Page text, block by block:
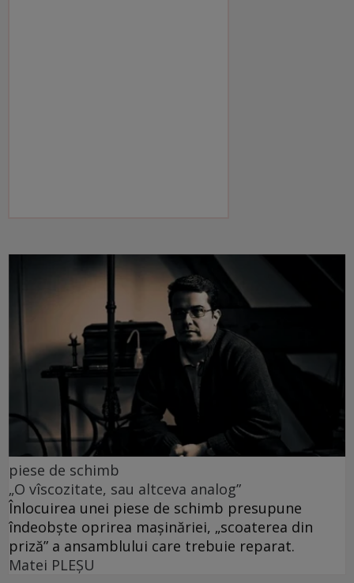
piese de schimb
„O vîscozitate, sau altceva analog”
Înlocuirea unei piese de schimb presupune
îndeobște oprirea mașinăriei, „scoaterea din
priză” a ansamblului care trebuie reparat.
Matei PLEŞU